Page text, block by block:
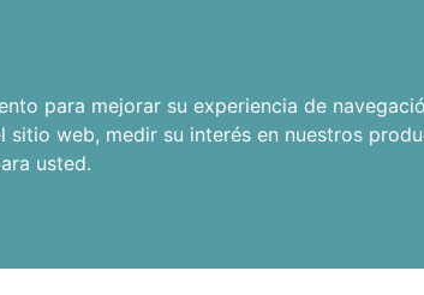
para mejorar su experiencia de
sitio web, medir su interés en nuestros
usted.